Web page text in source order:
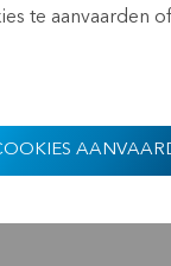
te aanvaarden